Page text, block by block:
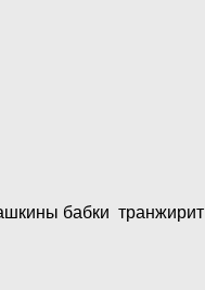
бабки транжирит